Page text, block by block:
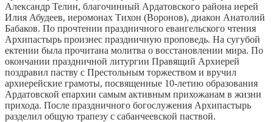
Александр Телин, благочинный Ардатовского района иерей
Илия Абудеев, иеромонах Тихон (Воронов), диакон Анатолий
Бабаков. По прочтении праздничного евангельского чтения
Архипастырь произнес праздничную проповедь. На сугубой
ектении была прочитана молитва о восстановлении мира. По
окончании праздничной литургии Правящий Архиерей
поздравил паству с Престольным торжеством и вручил
архиерейские грамоты, посвященные 10-летию образования
Ардатовской епархии самым активным прихожанам в жизни
прихода. После праздничного богослужения Архипастырь
разделил общую трапезу с сабанчеевской паствой.